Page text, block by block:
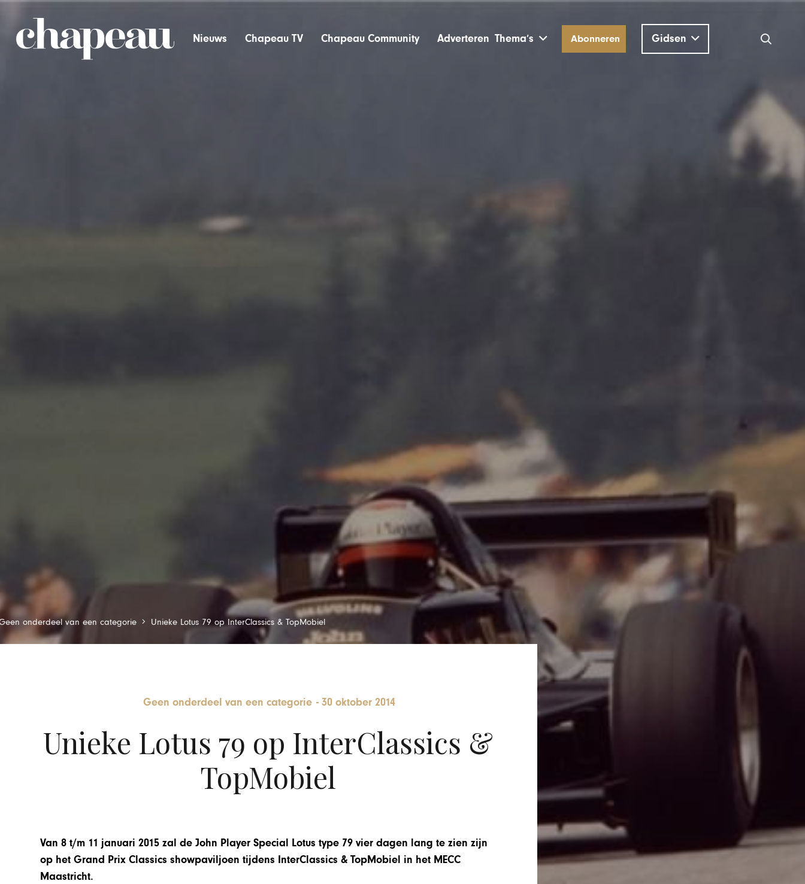
Nieuws Chapeau TV Chapeau Community Adverteren Thema’s Abonneren Gidsen
onderdeel van een categorie Unieke Lotus 79 op InterClassics & TopMobiel
Geen onderdeel van een categorie -30 oktober 2014
Unieke Lotus 79 op InterClassics &
TopMobiel
Van 8 t/m 11 januari 2015 zal de John Player Special Lotus type 79 vier dagen lang te zien zijn
op het Grand Prix Classics showpaviljoen tijdens InterClassics & TopMobiel in het MECC
Maastricht.